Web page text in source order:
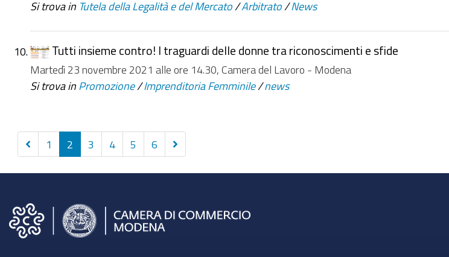
Si trova in Tutela della Legalità e del Mercato /Arbitrato /News
Tutti insieme contro! I traguardi delle donne tra riconoscimenti e sfide
Martedì 23 novembre 2021 alle ore 14.30, Camera del Lavoro - Modena
Si trova in Promozione /Imprenditoria Femminile /news
Precedenti
10
1 2 3 4 5 6
Successivi
10